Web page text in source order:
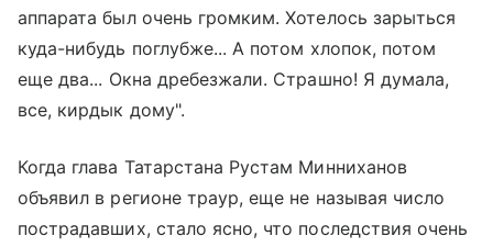
аппарата был очень громким. Хотелось зарыться
куда-нибудь поглубже... А потом хлопок, потом
еще два... Окна дребезжали. Страшно! Я думала,
все, кирдык дому".
Когда глава Татарстана Рустам Минниханов
объявил в регионе траур, еще не называя число
пострадавших, стало ясно, что последствия очень